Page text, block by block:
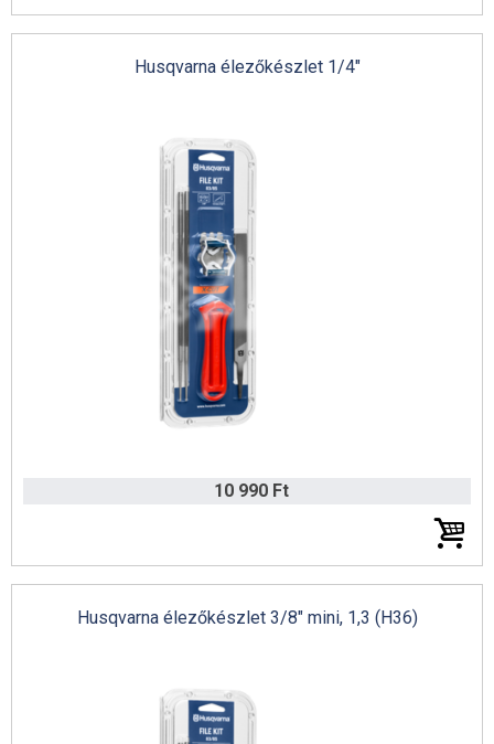
Husqvarna élezőkészlet 1/4"
10 990 Ft
Husqvarna élezőkészlet 3/8" mini, 1,3 (H36)